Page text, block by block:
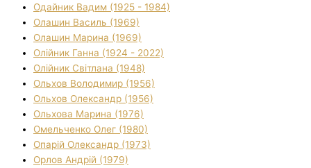
Одайник Вадим (1925 - 1984)
Олашин Василь (1969)
Олашин Марина (1969)
Олійник Ганна (1924 - 2022)
Олійник Світлана (1948)
Ольхов Володимир (1956)
Ольхов Олександр (1956)
Ольхова Марина (1976)
Омельченко Олег (1980)
Опарій Олександр (1973)
Орлов Андрій (1979)